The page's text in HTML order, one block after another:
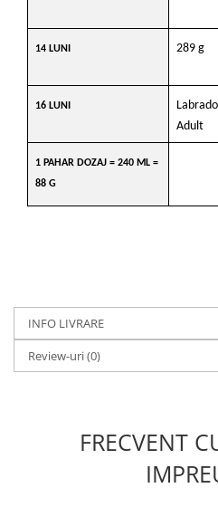
14 LUNI 289 g
16 LUNI
Adult
1 PAHAR DOZAJ = 240 ML =
88 G
INFO LIVRARE
Review-uri(0)
FRECVENT